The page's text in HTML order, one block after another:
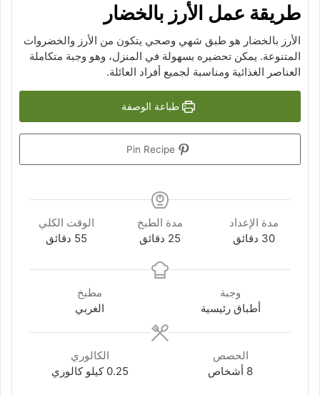
طريقة عمل الأرز بالخضار
الأرز بالخضار هو طبق شهي وصحي يتكون من الأرز والخضروات
المتنوعة. يمكن تحضيره بسهولة في المنزل، وهو وجبة متكاملة
العناصر الغذائية ومناسبة لجميع أفراد العائلة.
طباعة الوصفة
مدة الإعداد
30 دقائق
دقائق
مدة الطبخ
25 دقائق
دقائق
الوقت الكلي
55 دقائق
دقائق
وجبة
أطباق رئيسية
مطبخ
الغربي
الحصص
8 أشخاص
الكالوري
0.25 كيلو كالوري